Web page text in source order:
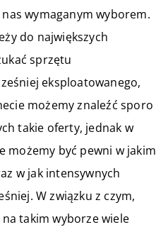
wymaganym wyborem.
do największych
sprzętu
eksploatowanego,
możemy znaleźć sporo
takie oferty, jednak w
możemy być pewni w jakim
w jak intensywnych
W związku z czym,
takim wyborze wiele